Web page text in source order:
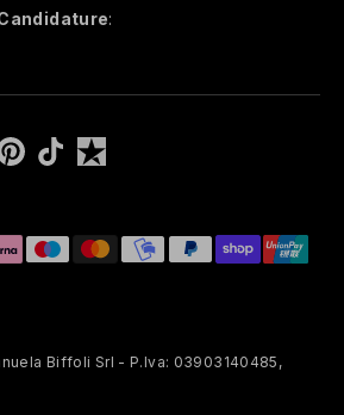
:
Biffoli Srl - P.Iva: 03903140485 ,